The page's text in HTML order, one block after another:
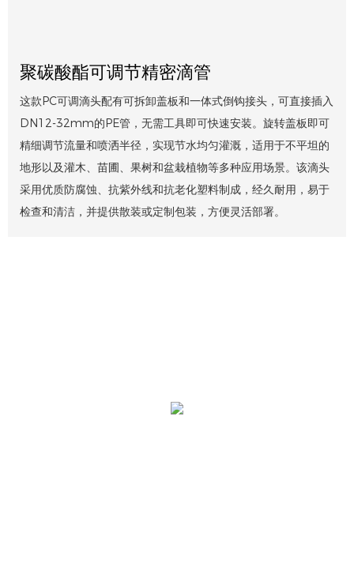
聚碳酸酯可调节精密滴管
这款PC可调滴头配有可拆卸盖板和一体式倒钩接头，可直接插入
DN12-32mm的PE管，无需工具即可快速安装。旋转盖板即可
精细调节流量和喷洒半径，实现节水均匀灌溉，适用于不平坦的
地形以及灌木、苗圃、果树和盆栽植物等多种应用场景。该滴头
采用优质防腐蚀、抗紫外线和抗老化塑料制成，经久耐用，易于
检查和清洁，并提供散装或定制包装，方便灵活部署。